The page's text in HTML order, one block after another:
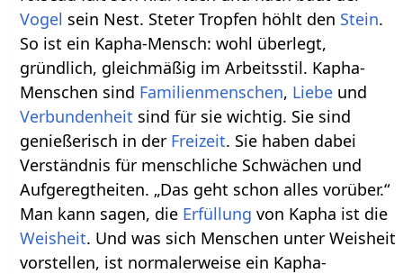
Vogel sein Nest. Steter Tropfen höhlt den Stein.
So ist ein Kapha-Mensch: wohl überlegt,
gründlich, gleichmäßig im Arbeitsstil. Kapha-
Menschen sind Familienmenschen, Liebe und
Verbundenheit sind für sie wichtig. Sie sind
genießerisch in der Freizeit. Sie haben dabei
Verständnis für menschliche Schwächen und
Aufgeregtheiten. „Das geht schon alles vorüber.“
Man kann sagen, die Erfüllung von Kapha ist die
Weisheit. Und was sich Menschen unter Weisheit
vorstellen, ist normalerweise ein Kapha-